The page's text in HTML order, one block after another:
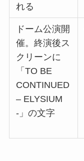
れる
ドーム公演開
催。終演後ス
クリーンに
「TO BE
CONTINUED
– ELYSIUM
-」の文字